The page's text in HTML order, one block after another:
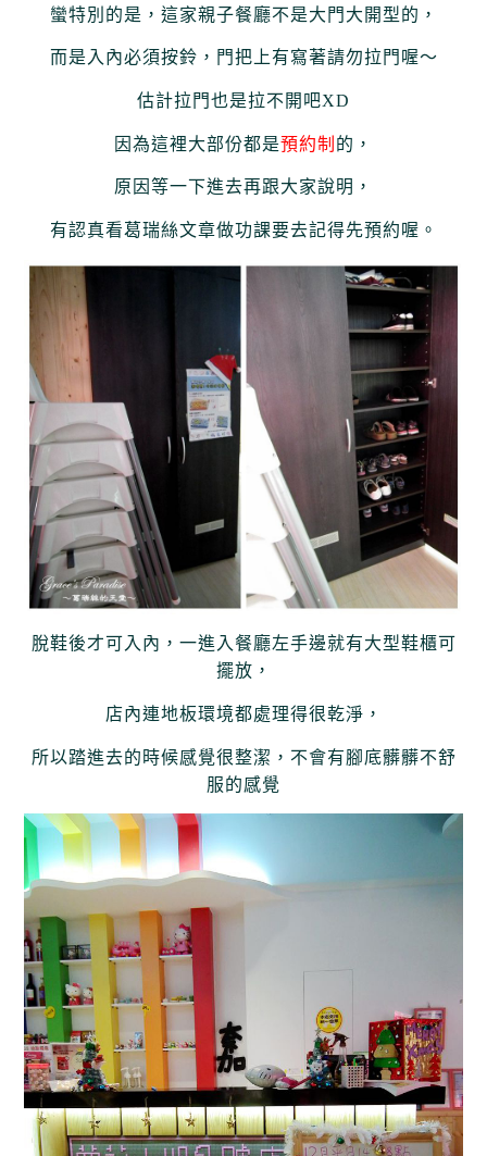
蠻特別的是，這家親子餐廳不是大門大開型的，
而是入內必須按鈴，門把上有寫著請勿拉門喔～
估計拉門也是拉不開吧XD
因為這裡大部份都是預約制 的，
原因等一下進去再跟大家說明，
有認真看葛瑞絲文章做功課要去記得先預約喔。
脫鞋後才可入內，一進入餐廳左手邊就有大型鞋櫃可
擺放，
店內連地板環境都處理得很乾淨，
所以踏進去的時候感覺很整潔， 不會有腳底髒髒不舒
服的感覺